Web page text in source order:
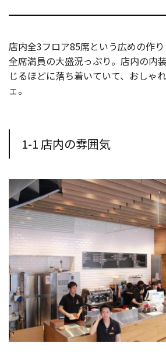
店内全3フロア85席という広めの作り
全席満員の大盛況っぷり。店内の内
じるほどに落ち着いていて、おしゃ
ェ。
1-1 店内の雰囲気